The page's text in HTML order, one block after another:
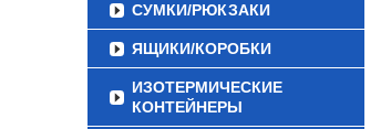
СУМКИ/РЮКЗАКИ
ЯЩИКИ/КОРОБКИ
ИЗОТЕРМИЧЕСКИЕ
КОНТЕЙНЕРЫ